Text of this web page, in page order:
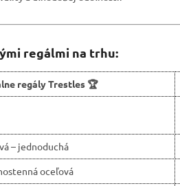
regálmi na trhu:
regály Trestles 🏆
– jednoduchá
oceľová